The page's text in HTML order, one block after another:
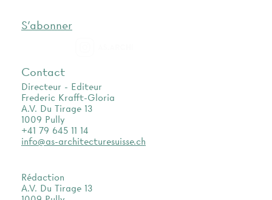
S'abonner
Contact
Directeur - Editeur
Frederic Krafft-Gloria
A.V. Du Tirage 13
1009 Pully
+41 79 645 11 14
info@as-architecturesuisse.ch
Rédaction
A.V. Du Tirage 13